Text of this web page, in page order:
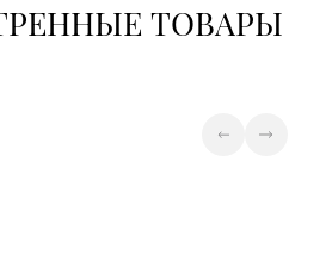
№6 «Изумруд» г.
ТОВАРЫ